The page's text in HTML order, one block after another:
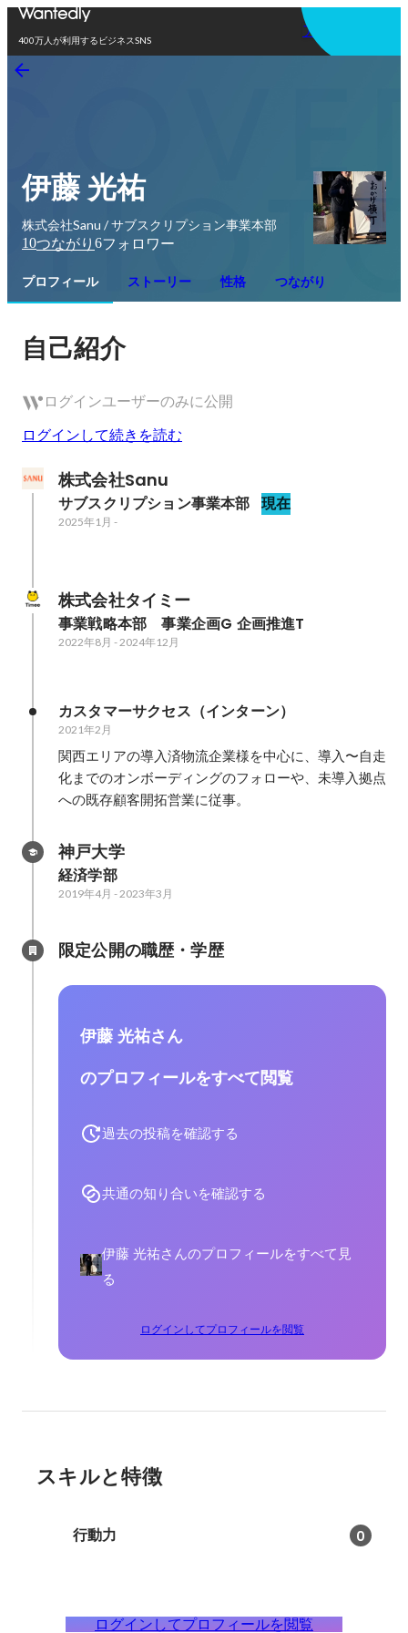
400万人が利用するビジネスSNS
アプリを使う
伊藤 光祐
株式会社Sanu / サブスクリプション事業本部
10つながり 6フォロワー
プロフィール ストーリー 性格 つながり
自己紹介
ログインユーザーのみに公開
ログインして続きを読む
株式会社Sanu
サブスクリプション事業本部 現在
2025年1月 -
株式会社タイミー
事業戦略本部　事業企画G 企画推進T
2022年8月 -2024年12月
カスタマーサクセス（インターン）
2021年2月
関西エリアの導入済物流企業様を中心に、導入〜自走
化までのオンボーディングのフォローや、未導入拠点
への既存顧客開拓営業に従事。
神戸大学
経済学部
2019年4月 -2023年3月
限定公開の職歴・学歴
伊藤 光祐さん
のプロフィールをすべて閲覧
過去の投稿を確認する
共通の知り合いを確認する
伊藤 光祐さんのプロフィールをすべて見
る
ログインしてプロフィールを閲覧
スキルと特徴
行動力 0
ログインしてプロフィールを閲覧